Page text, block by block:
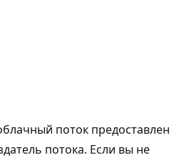
поток предоставлен
потока. Если вы не